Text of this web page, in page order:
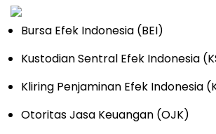
Bursa Efek Indonesia (BEI)
Kustodian Sentral Efek Indonesia
Kliring Penjaminan Efek Indonesia
Otoritas Jasa Keuangan (OJK)